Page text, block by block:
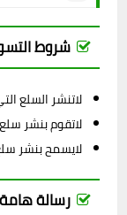
شروط
لاتنشر السلع
لاتقوم بنشر
لايسمح بنشر
رسالة